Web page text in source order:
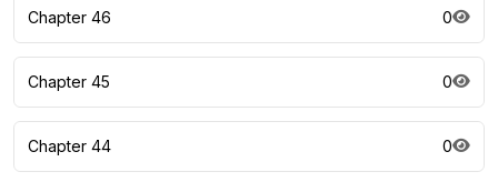
Chapter 46 0
Chapter 45 0
Chapter 44 0